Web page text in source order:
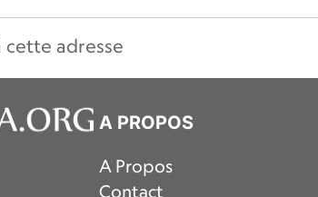
cette adresse
A PROPOS
A Propos
Contact